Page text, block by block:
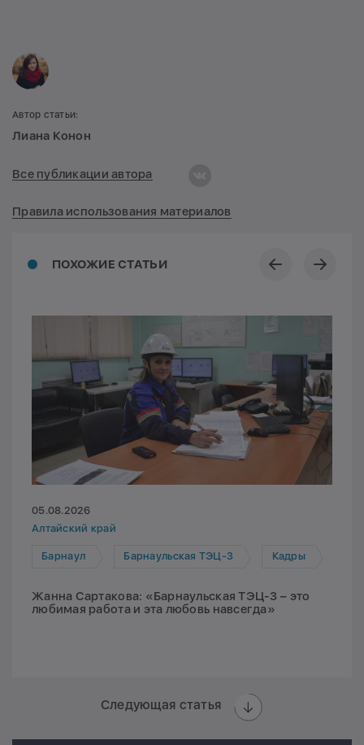
ПОХОЖИЕ СТАТЬИ
05.08.2026
Алтайский край
Барнаул Барнаульская ТЭЦ-3 Кадры
Жанна Сартакова: «Барнаульская ТЭЦ-3 – это
любимая работа и эта любовь навсегда»
Следующая статья
Автор статьи:
Лиана Конон
Все публикации автора
Правила использования материалов